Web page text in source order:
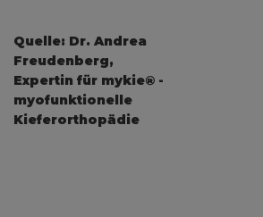
Quelle: Dr. Andrea
Freudenberg,
Expertin für mykie® -
myofunktionelle
Kieferorthopädie